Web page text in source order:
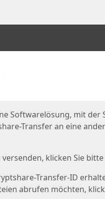
Softwarelösung, mit der
Transfer an eine
klicken Sie bitte
Transfer-ID
abrufen möchten,